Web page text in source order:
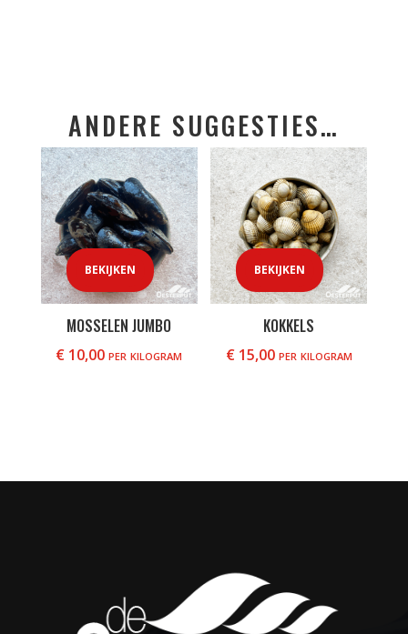
ANDERE SUGGESTIES…
BEKIJKEN
MOSSELEN JUMBO
€ 10,00per kilogram
BEKIJKEN
KOKKELS
€15,00per kilogram